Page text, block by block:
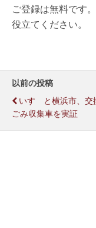
ご登録は無料です
役立てください。
以前の投稿
いすゞと横浜市、交
ごみ収集車を実証